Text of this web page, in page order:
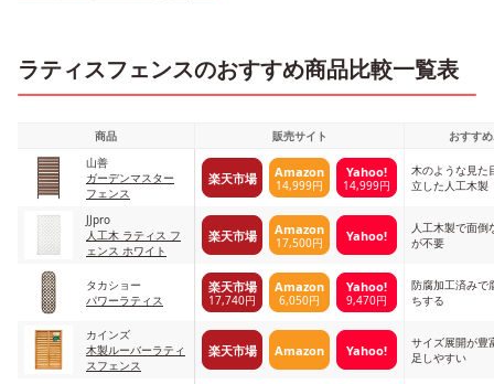
ラティスフェンスのおすすめ商品比較一覧表
商品 販売サイト
おすす
山善
ガーデンマスター
フェンス
楽天市場 Amazon
14,999円
Yahoo!
14,999円
木のような見た
立した人工木製
JJpro
人工木 ラティス フ
ェンス ホワイト
楽天市場 Amazon
17,500円 Yahoo!
人工木製で面倒
が不要
タカショー
パワーラティス
楽天市場
17,740円
Amazon
6,050円
Yahoo!
9,470円
防腐加工済みで
ちする
カインズ
木製ルーバーラティ
スフェンス
楽天市場 Amazon Yahoo!
サイズ展開が豊
足しやすい